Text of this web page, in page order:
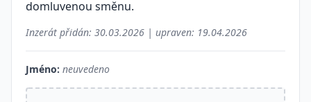
domluvenou směnu.
Inzerát přidán: 30.03.2026 | upraven: 19.04.2026
Jméno: neuvedeno